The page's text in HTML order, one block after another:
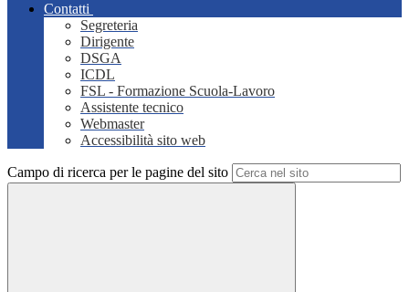
Contatti
Segreteria
Dirigente
DSGA
ICDL
FSL - Formazione Scuola-Lavoro
Assistente tecnico
Webmaster
Accessibilità sito web
Campo di ricerca per le pagine del sito